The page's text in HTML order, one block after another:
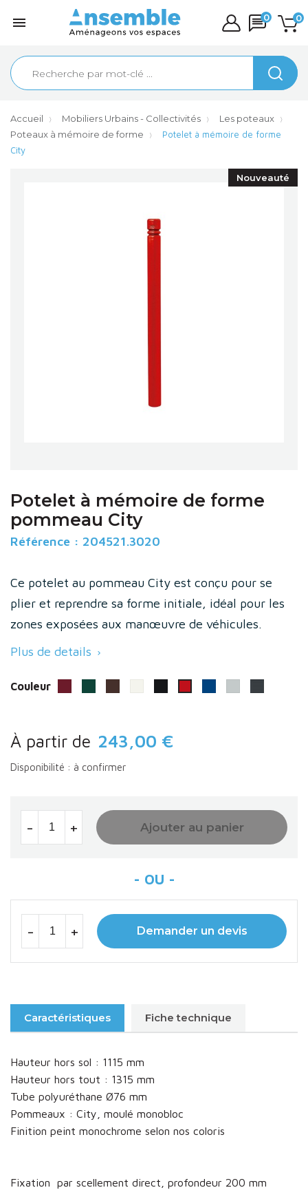
 0
0
Accueil Mobiliers Urbains - Collectivités
Les poteaux
Poteaux à mémoire de forme
Potelet à mémoire de forme
City
Nouveauté
Potelet à mémoire de forme
pommeau City
Référence : 204521.3020
Ce potelet au pommeau City est conçu pour se
plier et reprendre sa forme initiale, idéal pour les
zones exposées aux manœuvre de véhicules.
Plus de details

Couleur
À partir de 243,00 €
Disponibilité : à confirmer
- + Ajouter au panier
- + Demander un devis
Caractéristiques Fiche technique
Hauteur hors sol : 1115 mm
Hauteur hors tout : 1315 mm
Tube polyuréthane Ø76 mm
Pommeaux : City, moulé monobloc
Finition peint monochrome selon nos coloris
Fixation par scellement direct, profondeur 200 mm